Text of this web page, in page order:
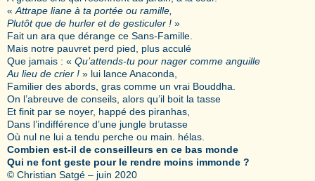
« Attrape liane à ta portée ou ramille,
Plutôt que de hurler et de gesticuler ! »
Fait un ara que dérange ce Sans-Famille.
Mais notre pauvret perd pied, plus acculé
Que jamais : « Qu’attends-tu pour nager comme anguille
Au lieu de crier ! » lui lance Anaconda,
Familier des abords, gras comme un vrai Bouddha.
On l’abreuve de conseils, alors qu’il boit la tasse
Et finit par se noyer, happé des piranhas,
Dans l’indifférence d’une jungle brutasse
Où nul ne lui a tendu perche ou main. hélas.
Combien est-il de conseilleurs en ce bas monde
Qui ne font geste pour le rendre moins immonde ?
© Christian Satgé – juin 2020